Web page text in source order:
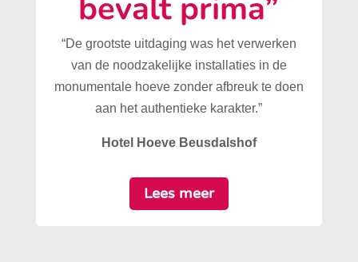
“De grootste uitdaging was het verwerken
van de noodzakelijke installaties in de
monumentale hoeve zonder afbreuk te doen
aan het authentieke karakter.”
Hotel Hoeve Beusdalshof
Lees meer